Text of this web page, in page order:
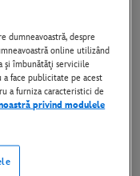
dumneavoastră, despre
online utilizând
şi îmbunătăţi serviciile
face publicitate pe acest
a furniza caracteristici de
privind modulele